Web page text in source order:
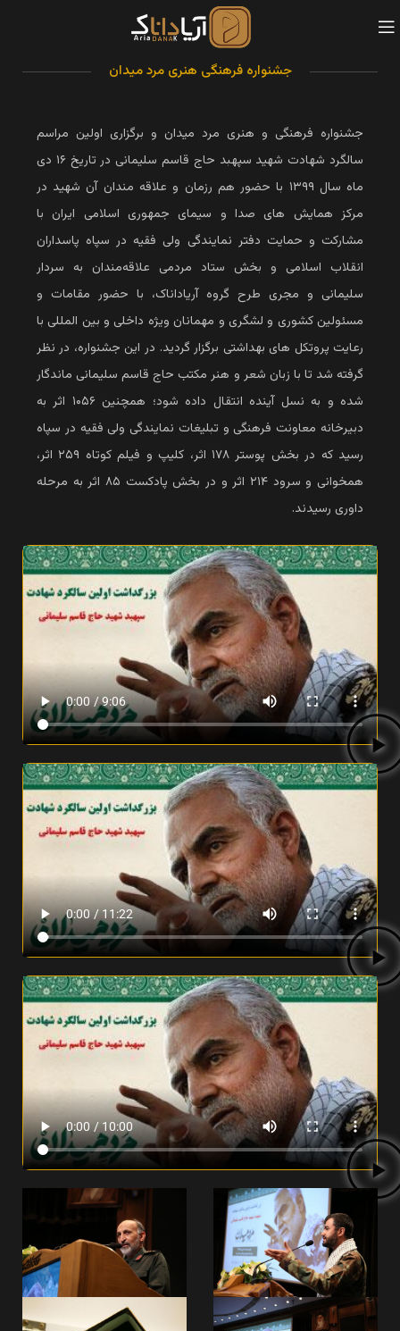
جشنواره فرهنگی هنری مرد میدان
جشنواره فرهنگی و هنری مرد میدان و برگزاری اولین مراسم
سالگرد شهادت شهید سپهبد حاج قاسم سلیمانی در تاریخ ۱۶ دی
ماه سال ۱۳۹۹ با حضور هم‌ رزمان و علاقه‌ مندان آن شهید در
مرکز همایش‌ های صدا و سیمای جمهوری اسلامی ایران با
مشارکت و حمایت دفتر نمایندگی ولی فقیه در سپاه پاسداران
انقلاب اسلامی و بخش ستاد مردمی علاقه‌مندان به سردار
سلیمانی و مجری طرح گروه آریاداناک، با حضور مقامات و
مسئولین کشوری و لشگری و مهمانان ویژه داخلی و بین‌ المللی با
رعایت پروتکل های بهداشتی برگزار گردید. در این جشنواره، در نظر
گرفته شد تا با زبان شعر و هنر مکتب حاج قاسم سلیمانی ماندگار
شده و به نسل آینده انتقال داده شود؛ همچنین ۱۰۵۶ اثر به
دبیرخانه معاونت فرهنگی و تبلیغات نمایندگی ولی فقیه در سپاه
رسید که در بخش پوستر ۱۷۸ اثر، کلیپ و فیلم کوتاه ۲۵۹ اثر،
همخوانی و سرود ۲۱۴ اثر و در بخش پادکست ۸۵ اثر به مرحله
داوری رسیدند.